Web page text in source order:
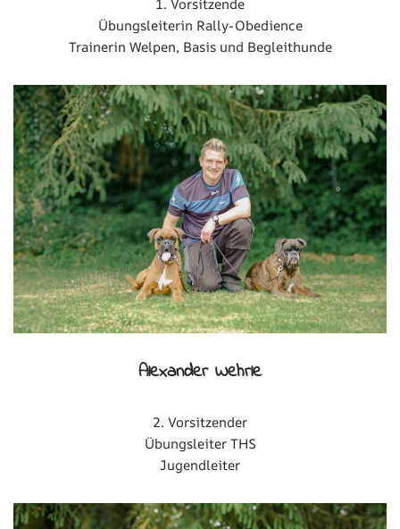
1. Vorsitzende
Übungsleiterin Rally-Obedience
Trainerin Welpen, Basis und Begleithunde
Alexander Wehrle
2. Vorsitzender
Übungsleiter THS
Jugendleiter